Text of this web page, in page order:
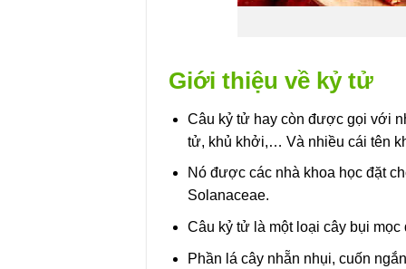
Giới thiệu về kỷ tử
Câu kỷ tử hay còn được gọi với
tử, khủ khởi,… Và nhiều cái tên
Nó được các nhà khoa học đặt
Solanaceae.
Câu kỷ tử là một loại cây bụi
Phần lá cây nhẵn nhụi, cuốn